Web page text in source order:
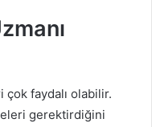
çok faydalı olabilir.
gerektirdiğini